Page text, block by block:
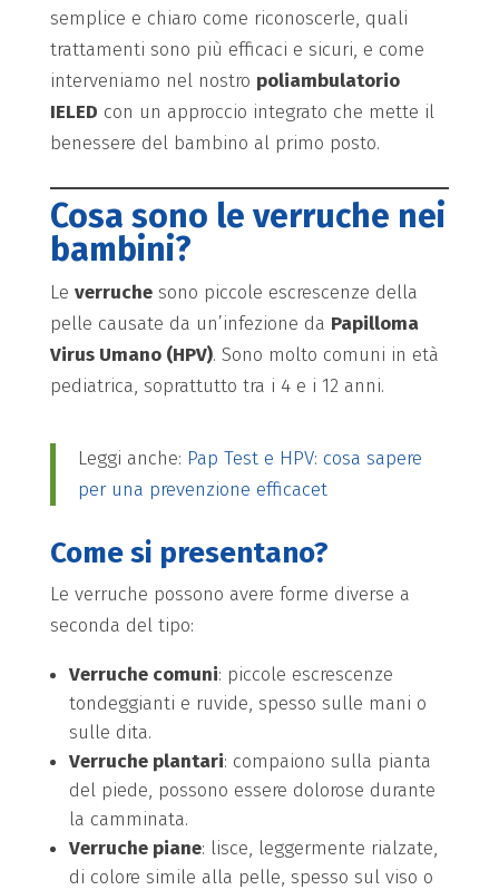
semplice e chiaro come riconoscerle, quali
trattamenti sono più efficaci e sicuri, e come
interveniamo nel nostro poliambulatorio
IELED con un approccio integrato che mette il
benessere del bambino al primo posto.
Cosa sono le verruche nei
bambini?
Le verruchesono piccole escrescenze della
pelle causate da un’infezione da Papilloma
Virus Umano (HPV). Sono molto comuni in età
pediatrica, soprattutto tra i 4 e i 12 anni.
Leggi anche: Pap Test e HPV: cosa sapere
per una prevenzione efficacet
Come si presentano?
Le verruche possono avere forme diverse a
seconda del tipo:
Verruche comuni: piccole escrescenze
tondeggianti e ruvide, spesso sulle mani o
sulle dita.
Verruche plantari: compaiono sulla pianta
del piede, possono essere dolorose durante
la camminata.
Verruche piane: lisce, leggermente rialzate,
di colore simile alla pelle, spesso sul viso o